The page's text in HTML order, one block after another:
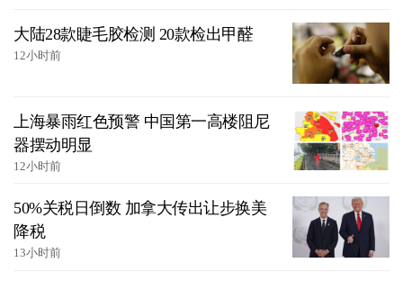
大陆28款睫毛胶检测 20款检出甲醛
12小时前
上海暴雨红色预警 中国第一高楼阻尼
器摆动明显
12小时前
50%关税日倒数 加拿大传出让步换美
降税
13小时前